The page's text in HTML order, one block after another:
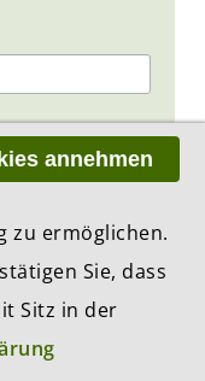
annehmen
zu ermöglichen.
Sie, dass
Sitz in der